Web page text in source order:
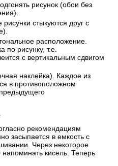
рисунок (обои без
стыкуются друг с
расположение.
по рисунку, т.е.
с вертикальным сдвигом
наклейка). Каждое из
в противоположном
рекомендациям
засыпается в емкость с
Через некоторое
кисель. Теперь